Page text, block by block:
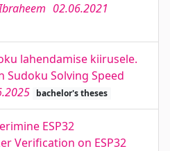
02.06.2021
lahendamise kiirusele.
Sudoku Solving Speed
bachelor's theses
ESP32
Verification on ESP32